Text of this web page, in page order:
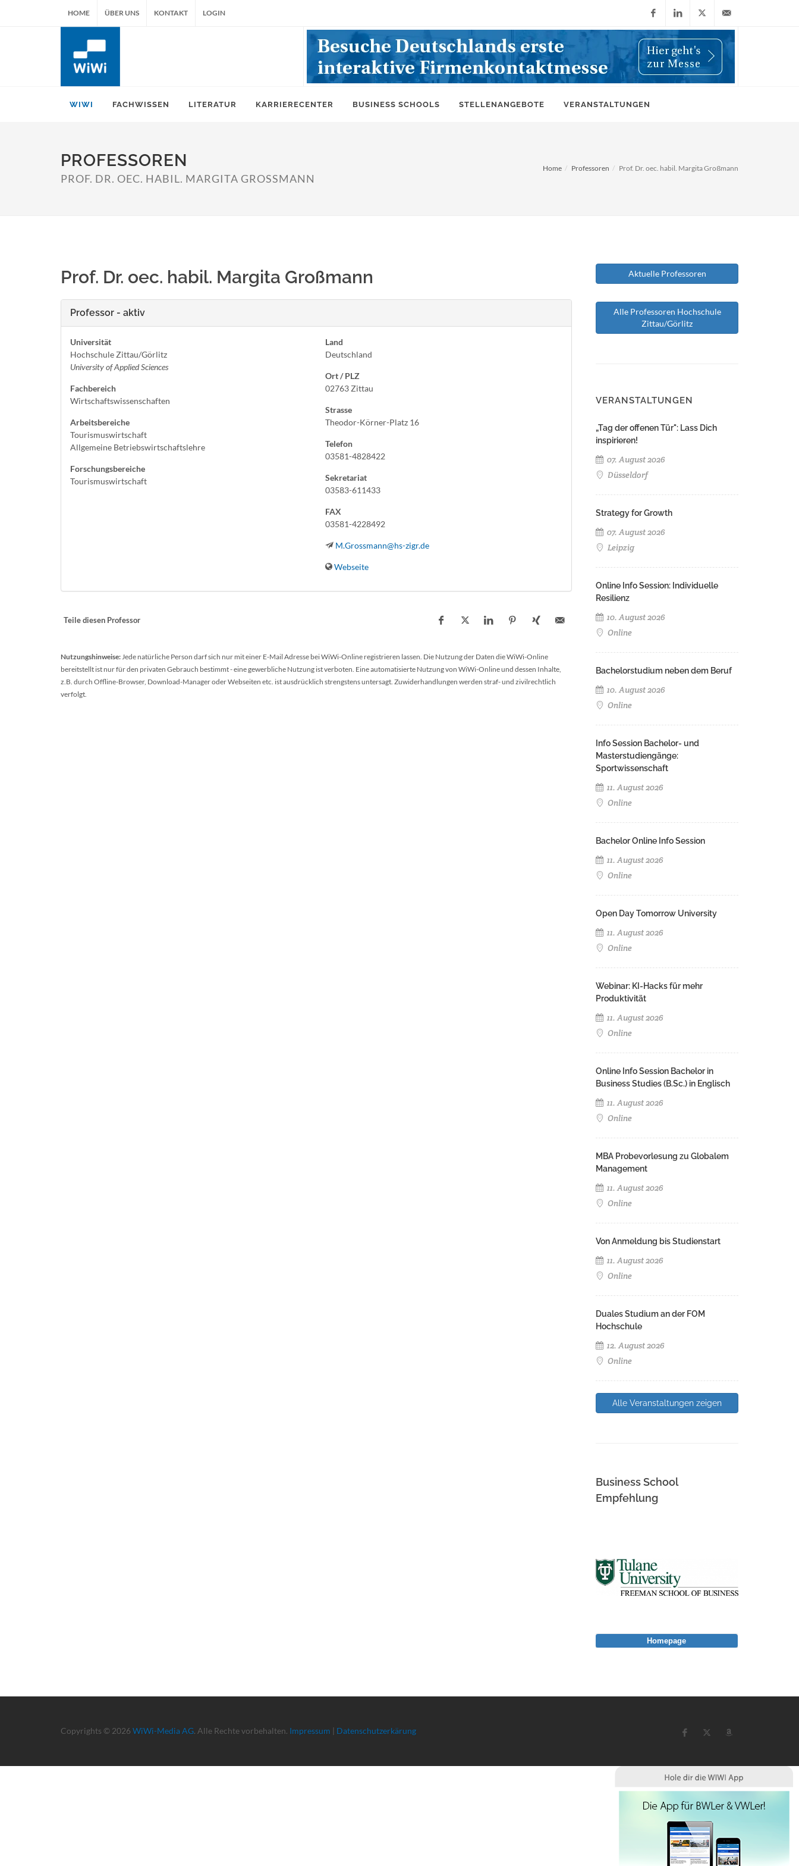
HOME ÜBER UNS KONTAKT LOGIN
FacebookLinkedIn
X
(Twitter)
info@wiwi-
WIWI FACHWISSEN LITERATUR KARRIERECENTER BUSINESS SCHOOLS STELLENANGEBOTE VERANSTALTUNGEN
PROFESSOREN
PROF. DR. OEC. HABIL. MARGITA GROSSMANN
Home Professoren Prof. Dr. oec. habil. Margita Großmann
Prof. Dr. oec. habil. Margita Großmann
Professor - aktiv
Universität
Hochschule Zittau/Görlitz
University of Applied Sciences
Fachbereich
Wirtschaftswissenschaften
Arbeitsbereiche
Tourismuswirtschaft
Allgemeine Betriebswirtschaftslehre
Forschungsbereiche
Tourismuswirtschaft
Land
Deutschland
Ort / PLZ
02763 Zittau
Strasse
Theodor-Körner-Platz 16
Telefon
03581-4828422
Sekretariat
03583-611433
FAX
03581-4228492
M.Grossmann@hs-zigr.de
Webseite
Teile diesen Professor
Nutzungshinweise:Jede natürliche Person darf sich nur mit einer E-Mail Adresse bei WiWi-Online registrieren lassen. Die Nutzung der Daten die WiWi-Online
bereitstellt ist nur für den privaten Gebrauch bestimmt - eine gewerbliche Nutzung ist verboten. Eine automatisierte Nutzung von WiWi-Online und dessen Inhalte,
z.B. durch Offline-Browser, Download-Manager oder Webseiten etc. ist ausdrücklich strengstens untersagt. Zuwiderhandlungen werden straf- und zivilrechtlich
verfolgt.
Aktuelle Professoren
Alle Professoren Hochschule
Zittau/Görlitz
VERANSTALTUNGEN
„Tag der offenen Tür": Lass Dich
inspirieren!
07. August 2026
Düsseldorf
Strategy for Growth
07. August 2026
Leipzig
Online Info Session: Individuelle
Resilienz
10. August 2026
Online
Bachelorstudium neben dem Beruf
10. August 2026
Online
Info Session Bachelor- und
Masterstudiengänge:
Sportwissenschaft
11. August 2026
Online
Bachelor Online Info Session
11. August 2026
Online
Open Day Tomorrow University
11. August 2026
Online
Webinar: KI-Hacks für mehr
Produktivität
11. August 2026
Online
Online Info Session Bachelor in
Business Studies (B.Sc.) in Englisch
11. August 2026
Online
MBA Probevorlesung zu Globalem
Management
11. August 2026
Online
Von Anmeldung bis Studienstart
11. August 2026
Online
Duales Studium an der FOM
Hochschule
12. August 2026
Online
Alle Veranstaltungen zeigen
Business School
Empfehlung
Copyrights © 2026 WiWi-Media AG. Alle Rechte vorbehalten. Impressum | Datenschutzerkärung
Homepage